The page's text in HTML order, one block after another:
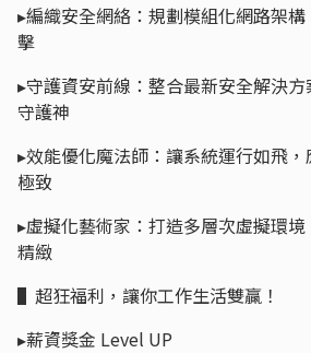
▸編織安全網絡：規劃模組化網路架
擊
▸守護資安前線：整合最新安全解決
守護神
▸效能優化魔法師：讓系統運行如飛
極致
▸虛擬化藝術家：打造多層次虛擬環
精緻
▌超狂福利，讓你工作生活雙贏！
▸薪資獎金 Level UP